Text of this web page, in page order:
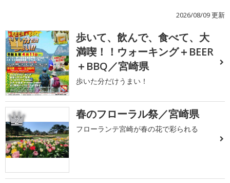
2026/08/09 更新
1
歩いて、飲んで、食べて、大
満喫！！ウォーキング＋BEER
＋BBQ／宮崎県
歩いた分だけうまい！
2 春のフローラル祭／宮崎県
フローランテ宮崎が春の花で彩られる